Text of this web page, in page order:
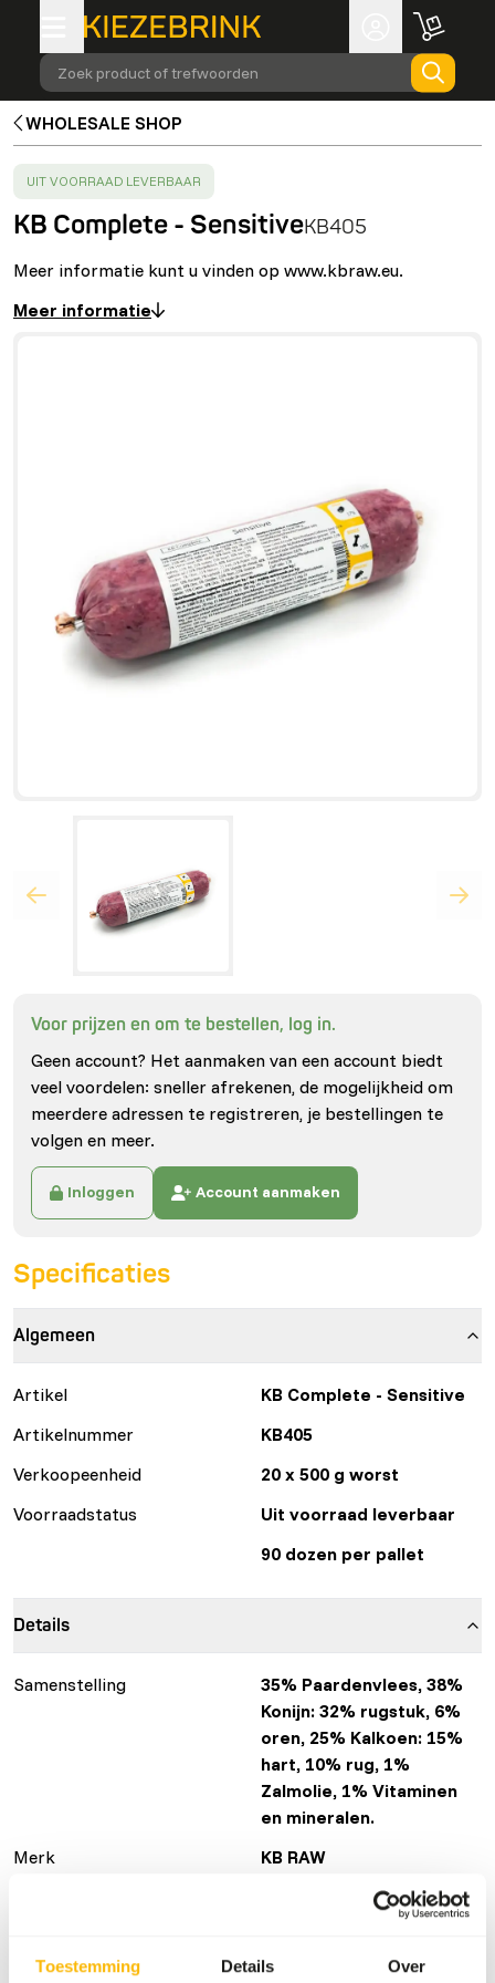
Toestemming Details Over
Zoek product of trefwoorden
WHOLESALE SHOP
SUCCESS:
UIT VOORRAAD LEVERBAAR
KB Complete - SensitiveKB405
Meer informatie kunt u vinden op www.kbraw.eu.
Meer informatie
Voor prijzen en om te bestellen, log in.
Geen account? Het aanmaken van een account biedt
veel voordelen: sneller afrekenen, de mogelijkheid om
meerdere adressen te registreren, je bestellingen te
volgen en meer.
Inloggen Account aanmaken
Specificaties
Algemeen
Artikel
KB Complete - Sensitive
Artikelnummer
KB405
Verkoopeenheid
20 x 500 g worst
Voorraadstatus
Uit voorraad leverbaar
90 dozen per pallet
Details
Samenstelling
35% Paardenvlees, 38%
Konijn: 32% rugstuk, 6%
oren, 25% Kalkoen: 15%
hart, 10% rug, 1%
Zalmolie, 1% Vitaminen
en mineralen.
Merk
KB RAW
8717568362106